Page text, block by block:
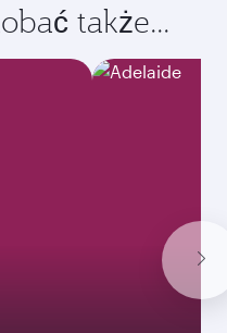
także...